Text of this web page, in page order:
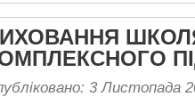
3 Листопада